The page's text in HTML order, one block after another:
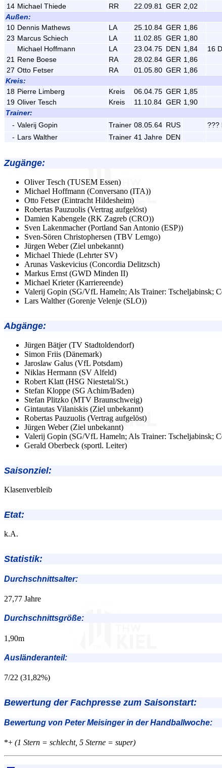
14 Michael Thiede RR 22.09.81 GER 2,02
Außen:
10 Dennis Mathews LA 25.10.84 GER 1,86
23 Marcus Schiech LA 11.02.85 GER 1,80
Michael Hoffmann LA 23.04.75 DEN 1,84 16
21 Rene Boese RA 28.02.84 GER 1,86
27 Otto Fetser RA 01.05.80 GER 1,86
Kreis:
18 Pierre Limberg Kreis 06.04.75 GER 1,85
19 Oliver Tesch Kreis 11.10.84 GER 1,90
Trainer:
- Valerij Gopin Trainer 08.05.64 RUS ???
- Lars Walther Trainer 41 Jahre DEN
Zugänge:
Oliver Tesch (TUSEM Essen)
Michael Hoffmann (Conversano (ITA))
Otto Fetser (Eintracht Hildesheim)
Robertas Pauzuolis (Vertrag aufgelöst)
Damien Kabengele (RK Zagreb (CRO))
Sven Lakenmacher (Portland San Antonio (ESP))
Sven-Sören Christophersen (TBV Lemgo)
Jürgen Weber (Ziel unbekannt)
Michael Thiede (Lehrter SV)
Arunas Vaskevicius (Concordia Delitzsch)
Markus Ernst (GWD Minden II)
Michael Krieter (Karriereende)
Valerij Gopin (SG/VfL Hameln; Als Trainer: Tscheljabinsk;
Lars Walther (Gorenje Velenje (SLO))
Abgänge:
Jürgen Bätjer (TV Stadtoldendorf)
Simon Friis (Dänemark)
Jaroslaw Galus (VfL Potsdam)
Niklas Hermann (SV Alfeld)
Robert Klatt (HSG Niestetal/St.)
Stefan Kloppe (SG Achim/Baden)
Stefan Plitzko (MTV Braunschweig)
Gintautas Vilaniskis (Ziel unbekannt)
Robertas Pauzuolis (Vertrag aufgelöst)
Jürgen Weber (Ziel unbekannt)
Valerij Gopin (SG/VfL Hameln; Als Trainer: Tscheljabinsk;
Gerald Oberbeck (sportl. Leiter)
Saisonziel:
Klasenverbleib
Etat:
k.A.
Statistik:
Durchschnittsalter:
27,77 Jahre
Durchschnittsgröße:
1,90m
Ausländeranteil:
7/22 (31,82%)
Bewertung der Fachpresse zum Saisonstart:
Bewertung von Peter Meisinger in der Handballwoche:
*+ (1 Stern = schlecht, 5 Sterne = super)